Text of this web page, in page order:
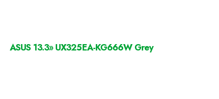
ASUS 13.3» UX325EA-KG666W Grey